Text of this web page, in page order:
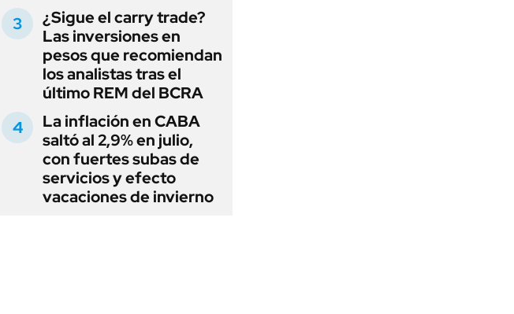
¿Sigue el carry trade?
Las inversiones en
pesos que recomiendan
los analistas tras el
último REM del BCRA
La inflación en CABA
saltó al 2,9% en julio,
con fuertes subas de
servicios y efecto
vacaciones de invierno